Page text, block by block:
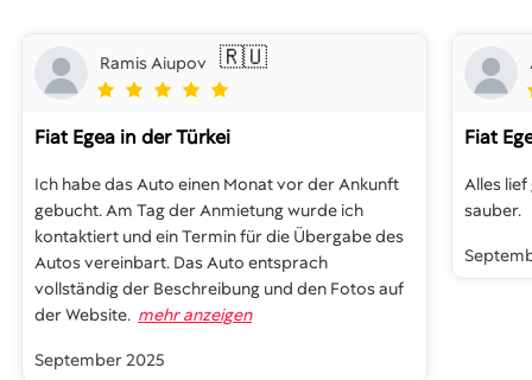
Ramis Aiupov 🇷🇺
Fiat Egea in der Türkei
Ich habe das Auto einen Monat vor der Ankunft
gebucht. Am Tag der Anmietung wurde ich
kontaktiert und ein Termin für die Übergabe des
Autos vereinbart. Das Auto entsprach
vollständig der Beschreibung und den Fotos auf
der Website. mehr anzeigen
September 2025
Fiat
Alles
sauber.